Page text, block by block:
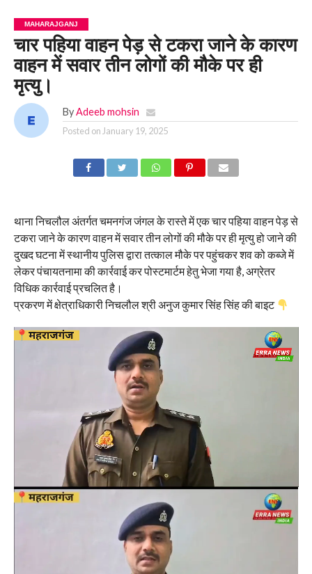
MAHARAJGANJ
चार पहिया वाहन पेड़ से टकरा जाने के कारण
वाहन में सवार तीन लोगों की मौके पर ही
मृत्यु।
By Adeeb mohsin
Posted onJanuary 19, 2025
थाना निचलौल अंतर्गत चमनगंज जंगल के रास्ते में एक चार पहिया वाहन पेड़ से
टकरा जाने के कारण वाहन में सवार तीन लोगों की मौके पर ही मृत्यु हो जाने की
दुखद घटना में स्थानीय पुलिस द्वारा तत्काल मौके पर पहुंचकर शव को कब्जे में
लेकर पंचायतनामा की कार्रवाई कर पोस्टमार्टम हेतु भेजा गया है, अग्रेतर
विधिक कार्रवाई प्रचलित है।
प्रकरण में क्षेत्राधिकारी निचलौल श्री अनुज कुमार सिंह सिंह की बाइट